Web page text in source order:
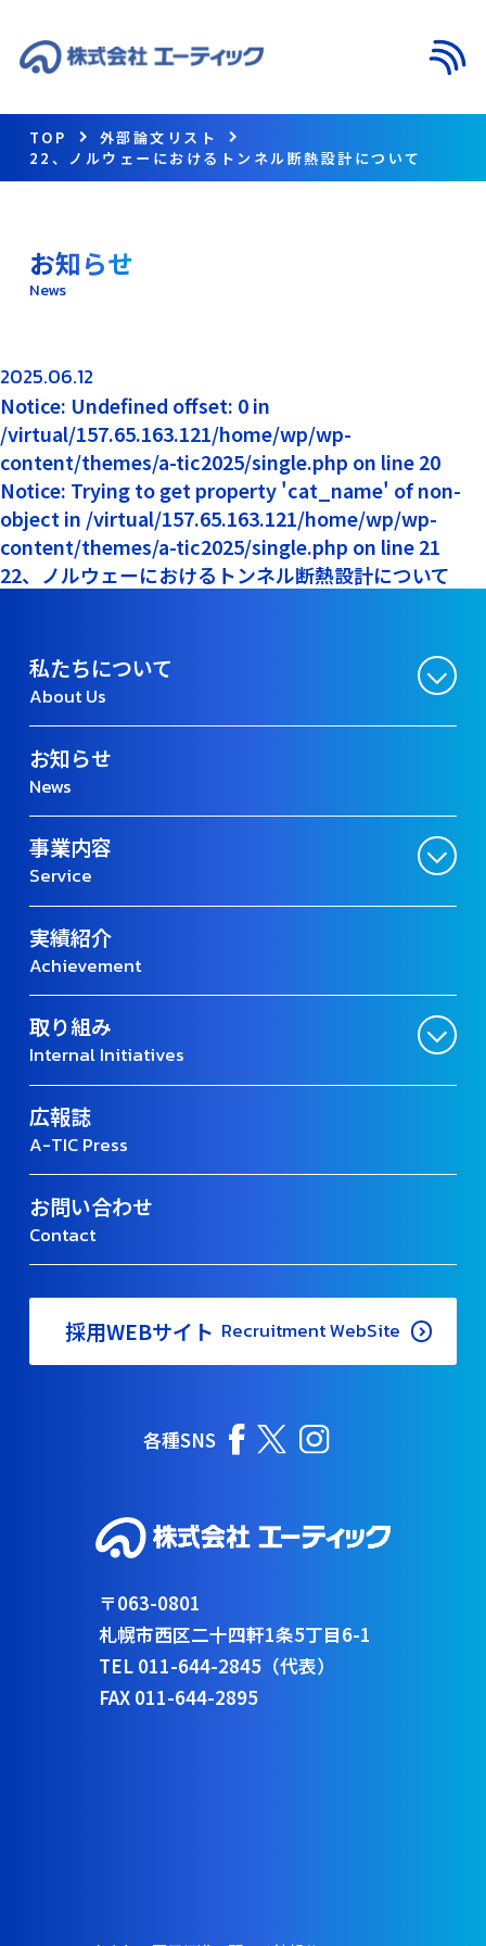
TOP
外部論文リスト
22、ノルウェーにおけるトンネル断熱設計について
お知らせ
News
2025.06.12
Notice: Undefined offset: 0 in
/virtual/157.65.163.121/home/wp/wp-
content/themes/a-tic2025/single.php on line 20
Notice: Trying to get property 'cat_name' of non-
object in /virtual/157.65.163.121/home/wp/wp-
content/themes/a-tic2025/single.php on line 21
22、ノルウェーにおけるトンネル断熱設計について
私たちについて
About Us
お知らせ
News
事業内容
Service
実績紹介
Achievement
取り組み
Internal Initiatives
広報誌
A-TIC Press
お問い合わせ
Contact
採用WEBサイト Recruitment WebSite
各種SNS
〒063-0801
札幌市西区二十四軒1条5丁目6-1
TEL 011-644-2845（代表）
FAX 011-644-2895